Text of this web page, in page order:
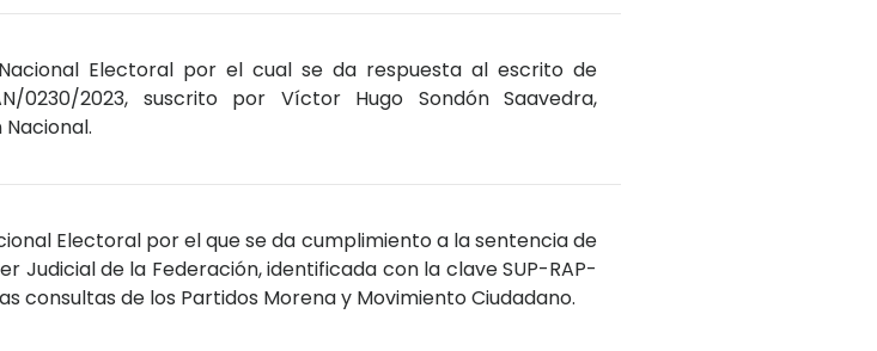
Electoral por el cual se da respuesta al escrito de
0230/2023, suscrito por Víctor Hugo Sondón Saavedra,
Electoral por el que se da cumplimiento a la sentencia de
Judicial de la Federación, identificada con la clave SUP-RAP-
consultas de los Partidos Morena y Movimiento Ciudadano.